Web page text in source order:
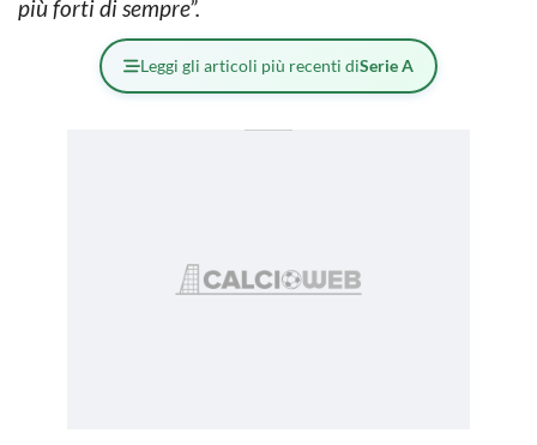
più forti di sempre”.
Leggi gli articoli più recenti diSerie A